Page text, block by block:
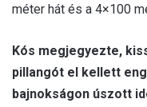
méter hát és a 4×100
Kós megjegyezte,
pillangót el kellett
bajnokságon úszott